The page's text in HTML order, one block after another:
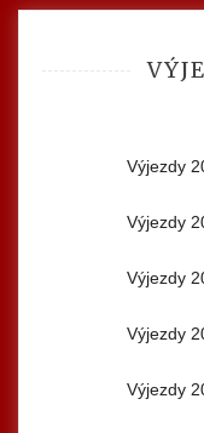
Výjezdy
Výjezdy
Výjezdy
Výjezdy
Výjezdy